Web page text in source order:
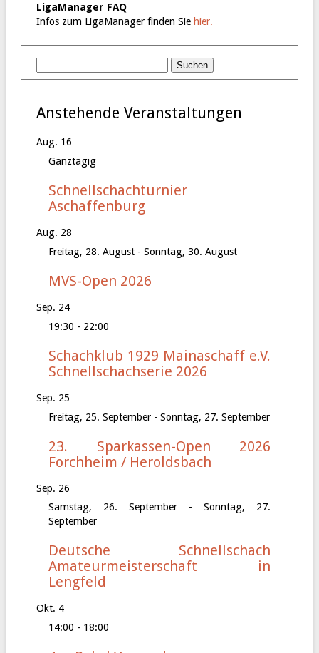
LigaManager FAQ
Infos zum LigaManager finden Sie hier.
Anstehende Veranstaltungen
Aug. 16
Ganztägig
Schnellschachturnier
Aschaffenburg
Aug. 28
Freitag, 28. August -Sonntag, 30. August
MVS-Open 2026
Sep. 24
19:30 - 22:00
Schachklub 1929 Mainaschaff e.V.
Schnellschachserie 2026
Sep. 25
Freitag, 25. September -Sonntag, 27. September
23. Sparkassen-Open 2026
Forchheim / Heroldsbach
Sep. 26
Samstag, 26. September - Sonntag, 27.
September
Deutsche Schnellschach
Amateurmeisterschaft in
Lengfeld
Okt. 4
14:00 - 18:00